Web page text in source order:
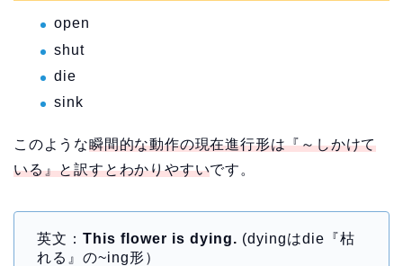
open
shut
die
sink
このような瞬間的な動作の現在進行形は『～しかけて
いる』と訳すとわかりやすいです。
英文： This flower is dying. (dyingはdie『枯
れる』の~ing形）